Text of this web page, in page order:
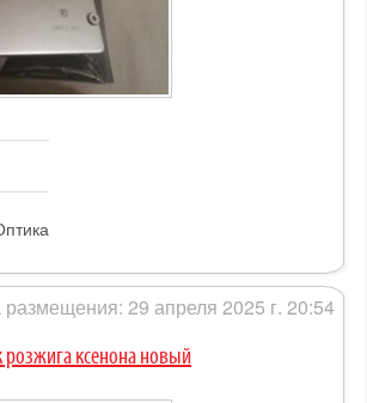
размещения: 29 апреля 2025 г. 20:54
ксенона новый